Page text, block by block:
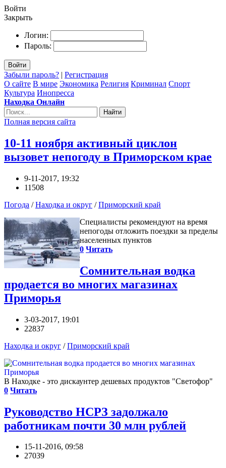
Войти
Закрыть
Логин:
Пароль:
Войти
Забыли пароль? | Регистрация
О сайте В мире Экономика Религия Криминал Спорт
Культура Инопресса
Находка Онлайн
Найти
Полная версия сайта
10-11 ноября активный циклон
вызовет непогоду в Приморском крае
9-11-2017, 19:32
11508
Погода /Находка и округ /Приморский край
Специалисты рекомендуют на время
непогоды отложить поездки за пределы
населенных пунктов
0 Читать
Сомнительная водка
продается во многих магазинах
Приморья
3-03-2017, 19:01
22837
Находка и округ /Приморский край
В Находке - это дискаунтер дешевых продуктов "Светофор"
0 Читать
Руководство НСРЗ задолжало
работникам почти 30 млн рублей
15-11-2016, 09:58
27039